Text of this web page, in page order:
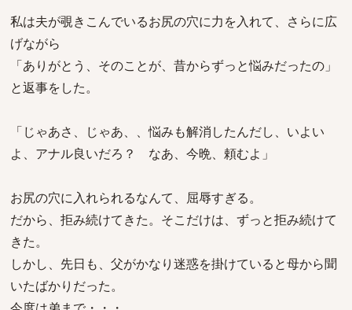
私は夫が覗きこんでいるお尻の穴に力を入れて、さらに広
げながら
「ありがとう、そのことが、昔からずっと悩みだったの」
と返事をした。
「じゃあさ、じゃあ、、悩みも解消したんだし、いよい
よ、アナル良いだろ？ なあ、今晩、頼むよ」
お尻の穴に入れられるなんて、屈辱すぎる。
だから、拒み続けてきた。そこだけは、ずっと拒み続けて
きた。
しかし、先日も、父がかなり迷惑を掛けていると母から聞
いたばかりだった。